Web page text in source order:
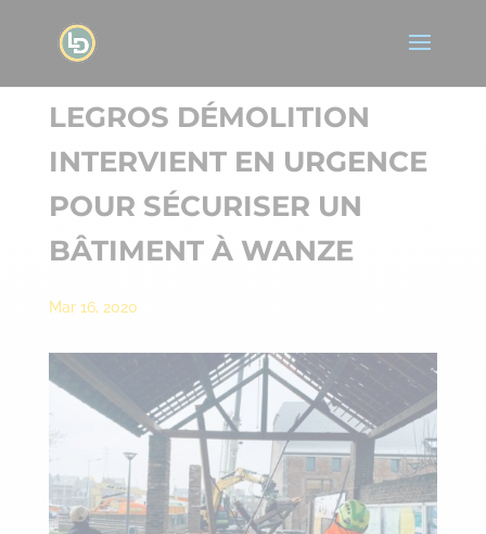
LEGROS DÉMOLITION
INTERVIENT EN URGENCE
POUR SÉCURISER UN
BÂTIMENT À WANZE
Mar 16, 2020